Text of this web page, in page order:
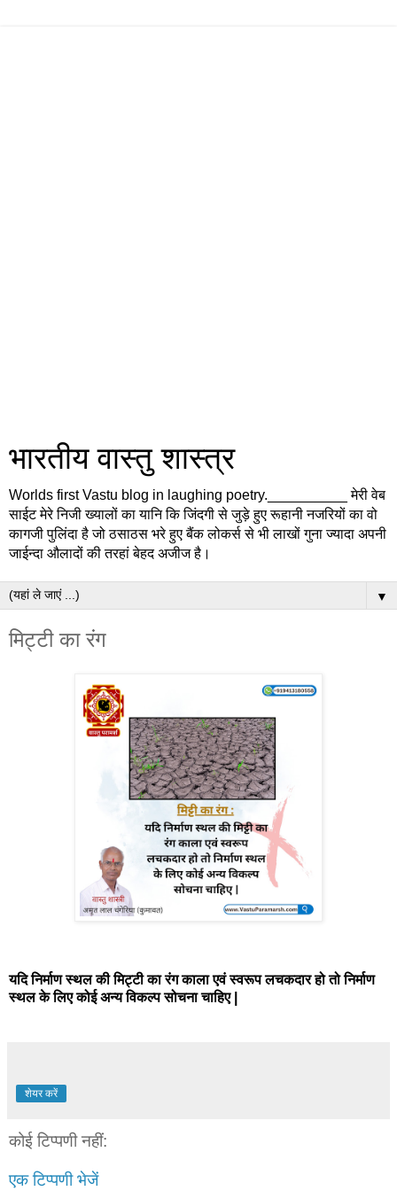
भारतीय वास्तु शास्त्र
Worlds first Vastu blog in laughing poetry.__________ मेरी वेब
साईट मेरे निजी ख्यालों का यानि कि जिंदगी से जुड़े हुए रूहानी नजरियों का वो
कागजी पुलिंदा है जो ठसाठस भरे हुए बैंक लोकर्स से भी लाखों गुना ज्यादा अपनी
जाईन्दा औलादों की तरहां बेहद अजीज है।
▼
मिट्टी का रंग
यदि निर्माण स्थल की मिट्टी का रंग काला एवं स्वरूप लचकदार हो तो निर्माण
स्थल के लिए कोई अन्य विकल्प सोचना चाहिए |
शेयर करें
कोई टिप्पणी नहीं:
एक टिप्पणी भेजें